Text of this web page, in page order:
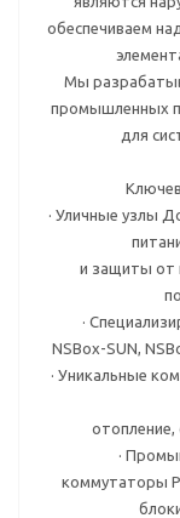
обеспечиваем
Мы
промышленных
для
· Уличные узлы
и защиты от
·
NSBox-SUN,
· Уникальные
отопление,
·
коммутаторы